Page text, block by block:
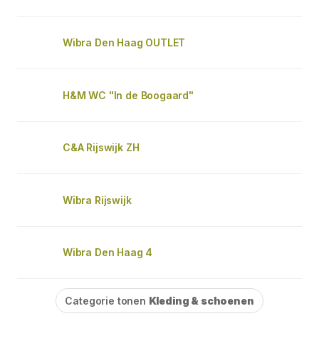
Wibra Den Haag OUTLET
H&M WC "In de Boogaard"
C&A Rijswijk ZH
Wibra Rijswijk
Wibra Den Haag 4
Categorie tonen Kleding & schoenen